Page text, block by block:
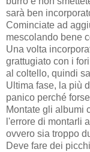
sarà ben
Cominciate ad
mescolando bene
Una volta
grattugiato con i
al coltello, quindi
Ultima fase, la più
panico perché
Montate gli albumi
l'errore di montarli
ovvero sia troppo
Deve fare dei